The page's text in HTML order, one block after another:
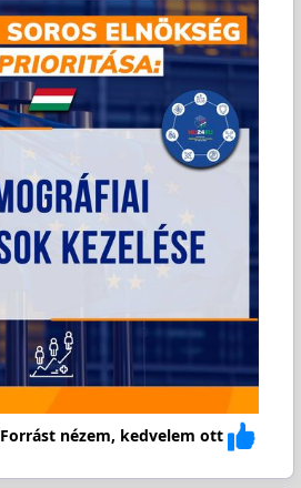
Forrást nézem, kedvelem ott